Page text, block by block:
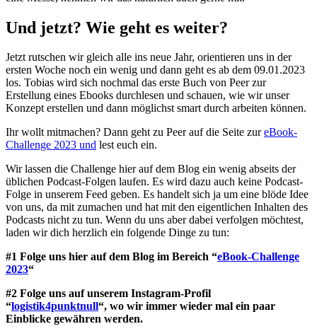
Und jetzt? Wie geht es weiter?
Jetzt rutschen wir gleich alle ins neue Jahr, orientieren uns in der
ersten Woche noch ein wenig und dann geht es ab dem 09.01.2023
los. Tobias wird sich nochmal das erste Buch von Peer zur
Erstellung eines Ebooks durchlesen und schauen, wie wir unser
Konzept erstellen und dann möglichst smart durch arbeiten können.
Ihr wollt mitmachen? Dann geht zu Peer auf die Seite zureBook-
Challenge 2023 und lest euch ein.
Wir lassen die Challenge hier auf dem Blog ein wenig abseits der
üblichen Podcast-Folgen laufen. Es wird dazu auch keine Podcast-
Folge in unserem Feed geben. Es handelt sich ja um eine blöde Idee
von uns, da mit zumachen und hat mit den eigentlichen Inhalten des
Podcasts nicht zu tun. Wenn du uns aber dabei verfolgen möchtest,
laden wir dich herzlich ein folgende Dinge zu tun:
#1 Folge uns hier auf dem Blog im Bereich “eBook-Challenge
2023“
#2 Folge uns auf unserem Instagram-Profil
“logistik4punktnull“, wo wir immer wieder mal ein paar
Einblicke gewähren werden.